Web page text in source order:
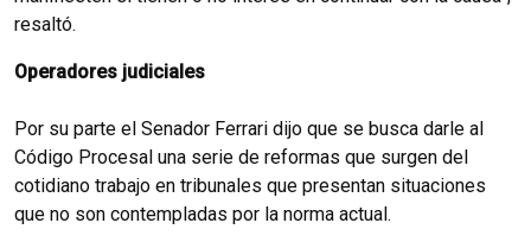
resaltó.
Operadores judiciales
Por su parte el Senador Ferrari dijo que se busca darle al
Código Procesal una serie de reformas que surgen del
cotidiano trabajo en tribunales que presentan situaciones
que no son contempladas por la norma actual.